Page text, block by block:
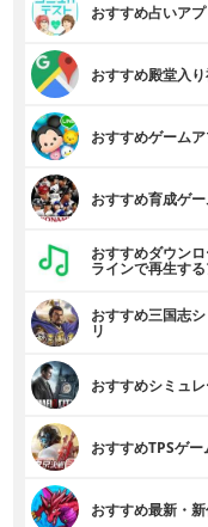
おすすめ占いアプ
おすすめ殿堂入
おすすめゲームア
おすすめ育成ゲ
おすすめダウン
ラインで再生す
おすすめ三国志
リ
おすすめシミュ
おすすめTPSゲー
おすすめ最新・